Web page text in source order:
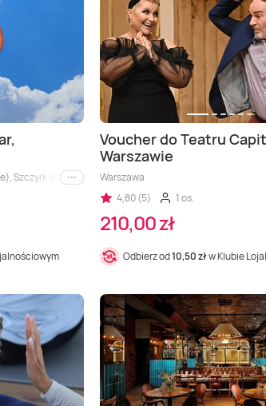
Szczyrk (okolice)
i inne
Voucher do Teatru
Warszawie
Warszawa
4,80 (5)
1 os.
210,00 zł
Odbierz od10,50 złw Klubie